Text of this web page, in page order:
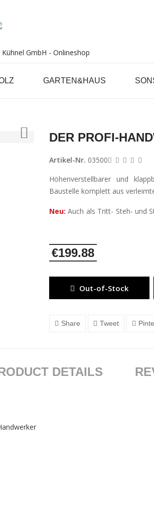
GARTEN&HAUS
 DER PROFI-
Artikel-Nr. 03500
Höhenverstellbarer und
Baustelle komplett aus
Neu: Auch als Tritt- Steh- und
€199.88
Out-of-Stock
Share Tweet
DETAILS